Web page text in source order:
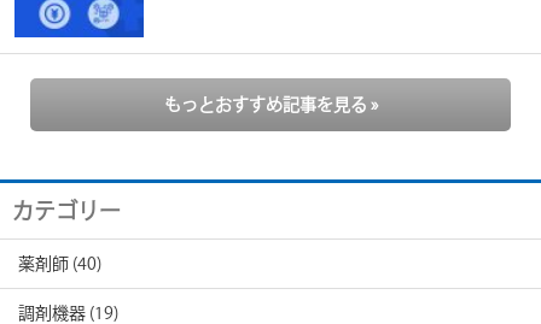
もっとおすすめ記事を見る »
カテゴリー
薬剤師 (40)
調剤機器 (19)